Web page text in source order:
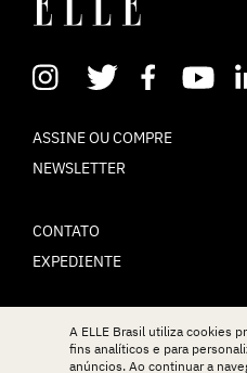
ASSINE OU COMPRE
NEWSLETTER
CONTATO
EXPEDIENTE
POLÍTICA DE PRIVACIDADE
TERMOS DE USO
A ELLE Brasil utiliza cookies
fins analíticos e para
anúncios. Ao continuar a